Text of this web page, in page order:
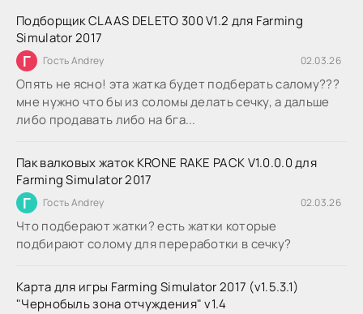
Подборщик CLAAS DELETO 300 V1.2 для Farming
Simulator 2017
Г Гость Andrey 02.03.26
Опять не ясно! эта жатка будет подберать салому???
мне нужно что бы из соломы делать сечку, а дальше
либо продавать либо на бга...
Пак валковых жаток KRONE RAKE PACK V1.0.0.0 для
Farming Simulator 2017
Г Гость Andrey 02.03.26
Что подберают жатки? есть жатки которые
подбирают солому для переработки в сечку?
Карта для игры Farming Simulator 2017 (v1.5.3.1)
"Чернобыль зона отчуждения" v1.4